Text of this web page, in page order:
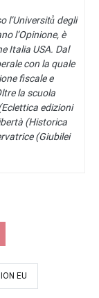
l’Università̀ degli
l’Opinione, è
Italia USA. Dal
con la quale
fiscale e
la scuola
edizioni
(Historica
(Giubilei
EU